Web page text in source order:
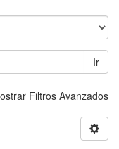
Ir
Filtros Avanzados